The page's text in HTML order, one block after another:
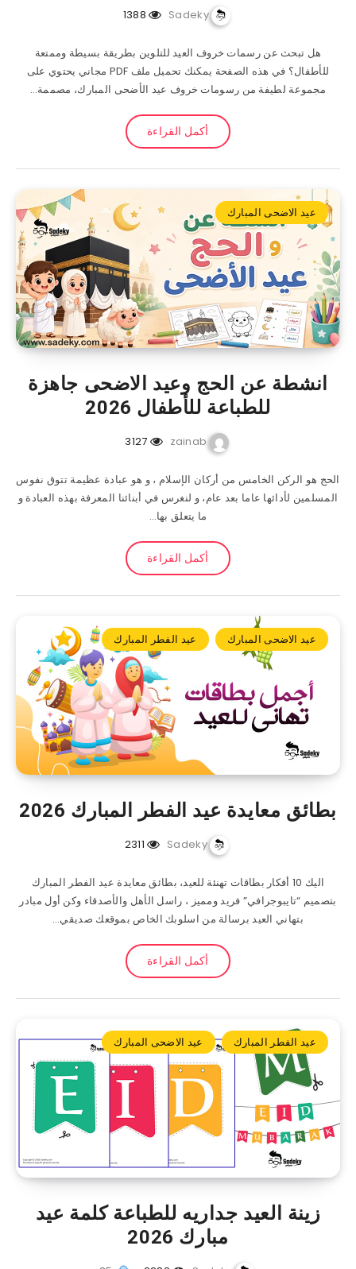
Sadeky
1388
هل تبحث عن رسمات خروف العيد للتلوين بطريقة بسيطة وممتعة
للأطفال؟ في هذه الصفحة يمكنك تحميل ملف PDF مجاني يحتوي على
مجموعة لطيفة من رسومات خروف عيد الأضحى المبارك، مصممة…
أكمل القراءة
عيد الاضحى المبارك
انشطة عن الحج وعيد الاضحى جاهزة
للطباعة للأطفال 2026
zainab
الحج هو الركن الخامس من أركان الإسلام ، و هو عبادة عظيمة تتوق نفوس
المسلمين لأدائها عاما بعد عام، و لنغرس في أبنائنا المعرفة بهذه العبادة و
ما يتعلق بها…
أكمل القراءة
عيد الاضحى المبارك عيد الفطر المبارك
بطائق معايدة عيد الفطر المبارك 2026
Sadeky
2311
اليك 10 أفكار بطاقات تهنئة للعيد، بطائق معايدة عيد الفطر المبارك
بتصميم “تايبوجرافي” فريد ومميز ، راسل الأهل والأصدقاء وكن أول مبادر
بتهاني العيد برسالة من اسلوبك الخاص بموقعك صديقي…
أكمل القراءة
عيد الفطر المبارك عيد الاضحى المبارك
زينة العيد جداريه للطباعة كلمة عيد
مبارك 2026